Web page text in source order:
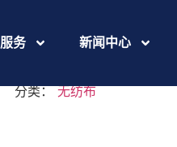
服务 新闻中心
Cambodia
分类：无纺布